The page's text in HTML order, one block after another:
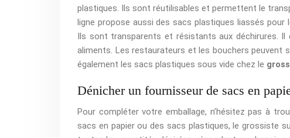
plastiques. Ils sont réutilisables et permettent le
ligne propose aussi des sacs plastiques liassés
Ils sont transparents et résistants aux déchirures.
aliments. Les restaurateurs et les bouchers peuvent
également les sacs plastiques sous vide chez le
Dénicher un fournisseur de sacs en
Pour compléter votre emballage, n’hésitez pas à
sacs en papier ou des sacs plastiques, le grossiste